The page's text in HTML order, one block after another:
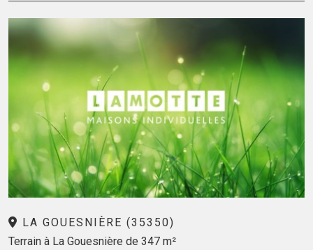
LA GOUESNIÈRE (35350)
Terrain à La Gouesnière de 347 m²